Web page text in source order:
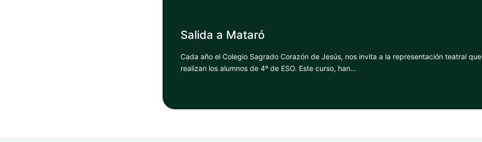
Salida a Mataró
Cada año el Colegio Sagrado Corazón de Jesús, nos invita a la representación teatral que
realizan los alumnos de 4º de ESO. Este curso, han…